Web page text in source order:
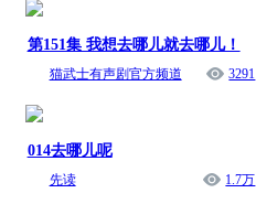
第151集 我想去哪儿就去哪儿！
猫武士有声剧官方频道 3291
014去哪儿呢
先读 1.7万